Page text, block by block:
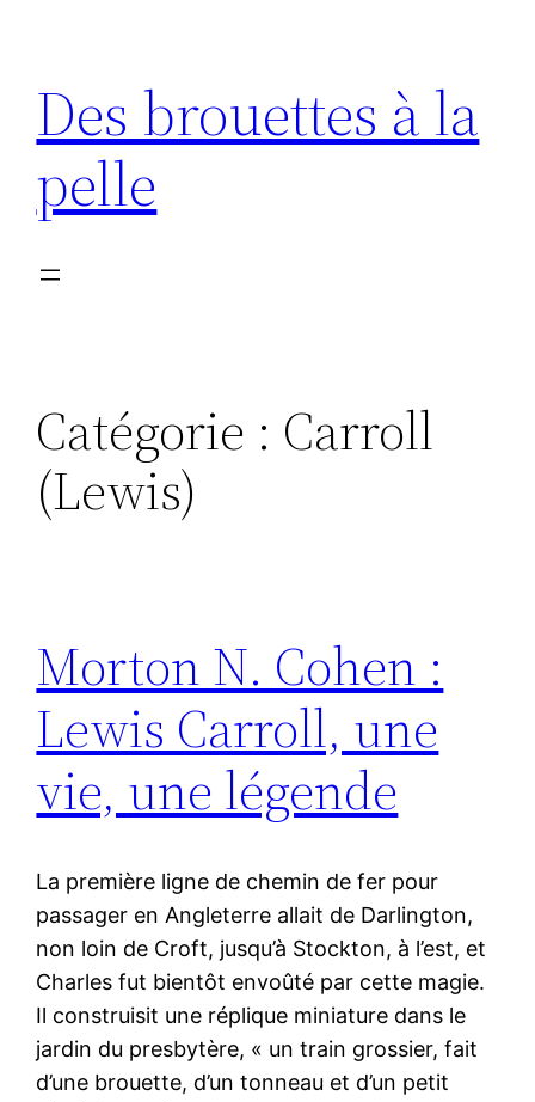
contenu
Des brouettes à la
pelle
Catégorie : Carroll
(Lewis)
Morton N. Cohen :
Lewis Carroll, une
vie, une légende
La première ligne de chemin de fer pour
passager en Angleterre allait de Darlington,
non loin de Croft, jusqu’à Stockton, à l’est, et
Charles fut bientôt envoûté par cette magie.
Il construisit une réplique miniature dans le
jardin du presbytère, « un train grossier, fait
d’une brouette, d’un tonneau et d’un petit